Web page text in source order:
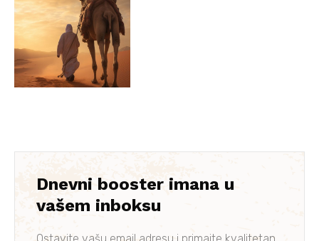
Dnevni booster imana u
vašem inboksu
Ostavite vašu email adresu i primajte kvalitetan